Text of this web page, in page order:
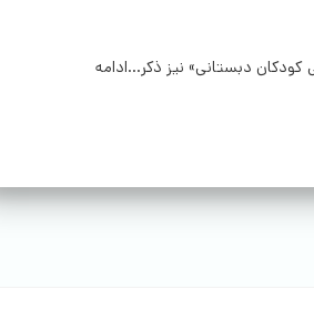
دبستانی» نیز ذکر...ادامه